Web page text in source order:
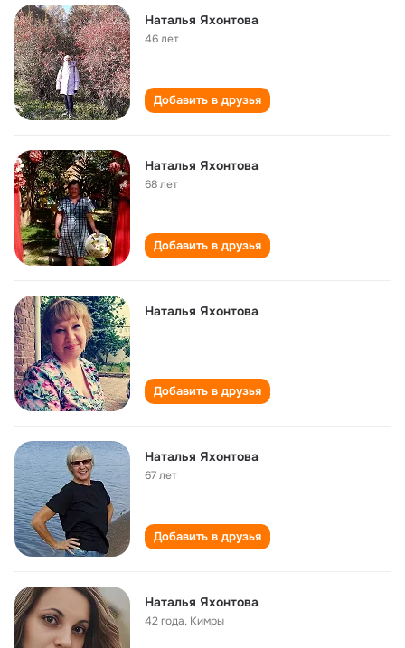
Наталья Яхонтова
46 лет
Добавить в друзья
Наталья Яхонтова
68 лет
Добавить в друзья
Наталья Яхонтова
Добавить в друзья
Наталья Яхонтова
67 лет
Добавить в друзья
Наталья Яхонтова
42 года, Кимры